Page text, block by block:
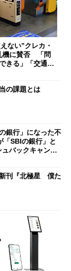
ない”クレカ・
機に賛否 「問
きる」「交通系I
の課題とは
銀行」になった不
SBIの銀行」と
バックキャンペ
新刊『北極星 僕た